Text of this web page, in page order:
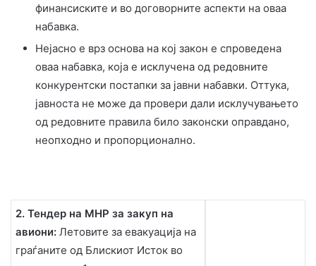
финансиските и во договорните аспекти на оваа
набавка.
Нејасно е врз основа на кој закон е спроведена
оваа набавка, која е исклучена од редовните
конкурентски постапки за јавни набавки. Оттука,
јавноста не може да провери дали исклучувањето
од редовните правила било законски оправдано,
неопходно и пропорционално.
2. Тендер на МНР за закуп на
авиони: Летовите за евакуација на
граѓаните од Блискиот Исток во